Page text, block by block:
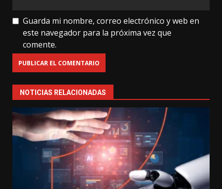
Guarda mi nombre, correo electrónico y web en
este navegador para la próxima vez que
comente.
NOTICIAS RELACIONADAS